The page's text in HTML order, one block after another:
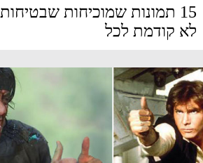
15 תמונות שמוכיחות שבטיחות
לא קודמת לכל